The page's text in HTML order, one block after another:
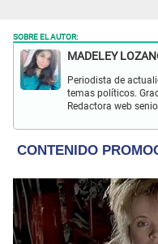
SOBRE EL AUTOR:
MADELEY
Periodista de
temas políticos.
Redactora web
turismo,